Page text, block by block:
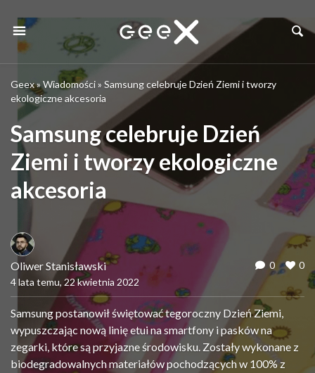
Geex»Wiadomości» Samsung celebruje Dzień Ziemi i tworzy
ekologiczne akcesoria
Samsung celebruje Dzień
Ziemi i tworzy ekologiczne
akcesoria
Oliwer Stanisławski
4 lata temu, 22 kwietnia 2022
0 0
Samsung postanowił świętować tegoroczny Dzień Ziemi,
wypuszczając nową linię etui na smartfony i pasków na
zegarki, które są przyjazne środowisku. Zostały wykonane z
biodegradowalnych materiałów pochodzących w 100% z